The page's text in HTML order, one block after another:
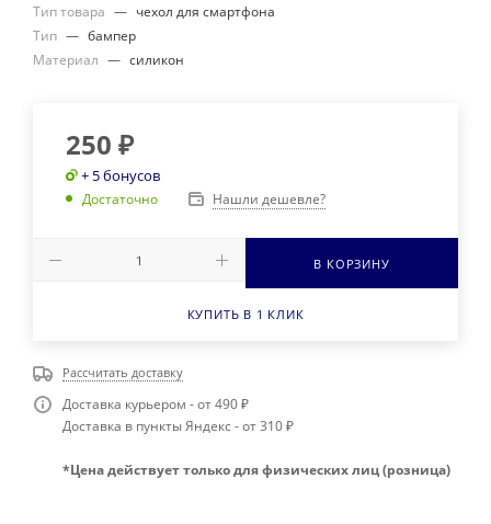
Тип товара — чехол для смартфона
Тип — бампер
Материал — силикон
250 ₽
+ 5 бонусов
Достаточно Нашли дешевле?
В КОРЗИНУ
КУПИТЬ В 1 КЛИК
Рассчитать доставку
Доставка курьером - от 490 ₽
Доставка в пункты Яндекс - от 310 ₽
*Цена действует только для физических лиц (розница)